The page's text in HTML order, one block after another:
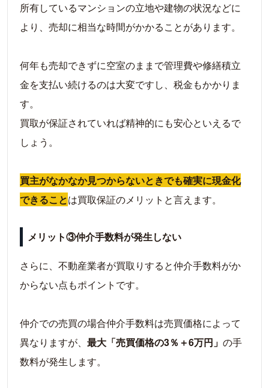
所有しているマンションの立地や建物の状況などに
より、売却に相当な時間がかかることがあります。
何年も売却できずに空室のままで管理費や修繕積立
金を支払い続けるのは大変ですし、税金もかかりま
す。
買取が保証されていれば精神的にも安心といえるで
しょう。
買主がなかなか見つからないときでも確実に現金化
できることは買取保証のメリットと言えます。
メリット③仲介手数料が発生しない
さらに、不動産業者が買取りすると仲介手数料がか
からない点もポイントです。
仲介での売買の場合仲介手数料は売買価格によって
異なりますが、 最大「売買価格の3％＋6万円」 の手
数料が発生します。